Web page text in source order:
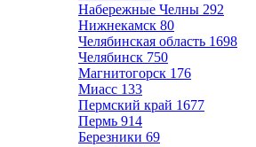
Набережные Челны 292
Нижнекамск 80
Челябинская область 1698
Челябинск 750
Магнитогорск 176
Миасс 133
Пермский край 1677
Пермь 914
Березники 69